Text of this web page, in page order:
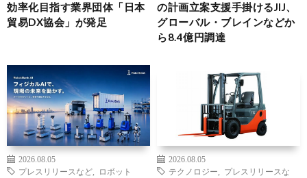
効率化目指す業界団体「日本
貿易DX協会」が発足
の計画立案支援手掛けるJIJ、
グローバル・ブレインなどか
ら8.4億円調達
2026.08.05
プレスリリースなど
ロボット
2026.08.05
テクノロジー
プレスリリースな